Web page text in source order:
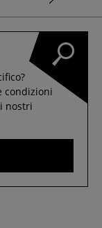
condizioni
nostri